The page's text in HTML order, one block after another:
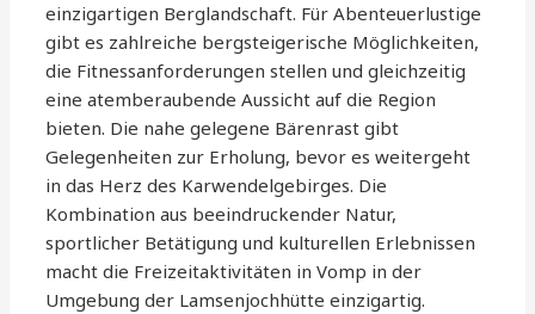
einzigartigen Berglandschaft. Für Abenteuerlustige
gibt es zahlreiche bergsteigerische Möglichkeiten,
die Fitnessanforderungen stellen und gleichzeitig
eine atemberaubende Aussicht auf die Region
bieten. Die nahe gelegene Bärenrast gibt
Gelegenheiten zur Erholung, bevor es weitergeht
in das Herz des Karwendelgebirges. Die
Kombination aus beeindruckender Natur,
sportlicher Betätigung und kulturellen Erlebnissen
macht die Freizeitaktivitäten in Vomp in der
Umgebung der Lamsenjochhütte einzigartig.